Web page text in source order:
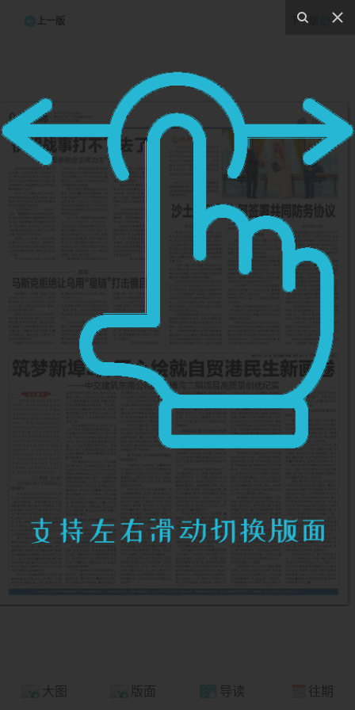
上一版 下一版
大图 版面 导读 往期